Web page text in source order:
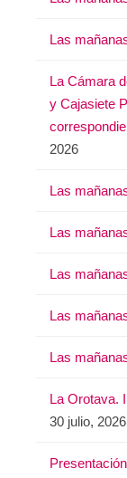
Las
La Cámara
y Cajasiete
2026
Las
Las
Las
Las
Las
La Orotava.
30 julio, 2026